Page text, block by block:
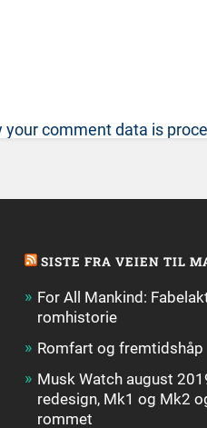
your comment data is
SISTE FRA VEIEN TIL
For All Mankind:
romhistorie
Romfart og fremtidshåp
Musk Watch august
redesign, Mk1 og Mk2
rommet